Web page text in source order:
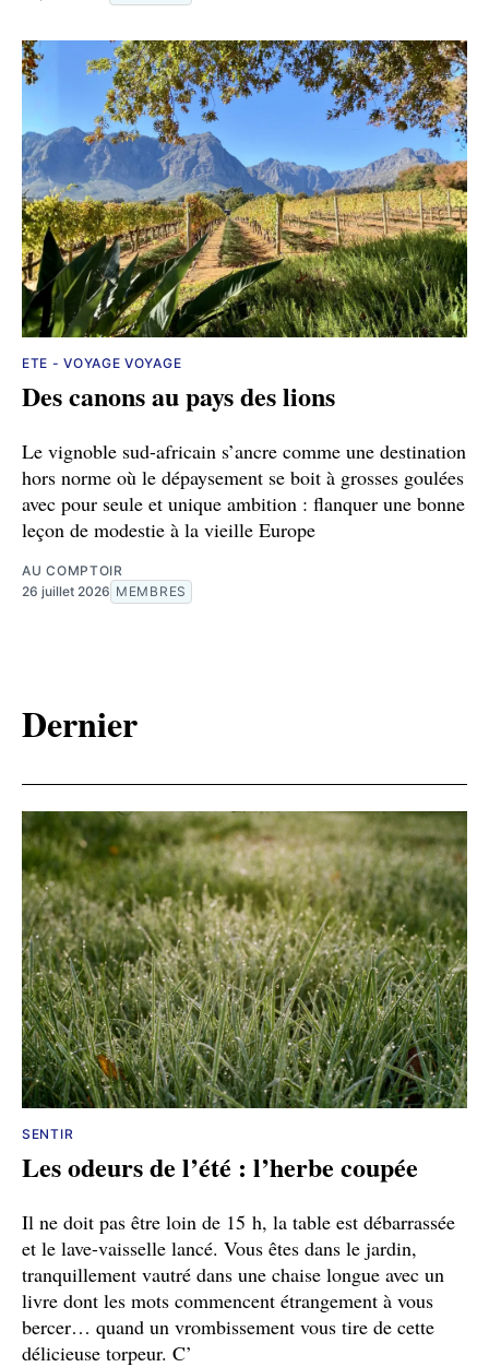
ETE - VOYAGE VOYAGE
Des canons au pays des lions
Le vignoble sud-africain s’ancre comme une destination
hors norme où le dépaysement se boit à grosses goulées
avec pour seule et unique ambition : flanquer une bonne
leçon de modestie à la vieille Europe
AU COMPTOIR
26 juillet 2026 MEMBRES
Dernier
SENTIR
Les odeurs de l’été : l’herbe coupée
Il ne doit pas être loin de 15 h, la table est débarrassée
et le lave-vaisselle lancé. Vous êtes dans le jardin,
tranquillement vautré dans une chaise longue avec un
livre dont les mots commencent étrangement à vous
bercer… quand un vrombissement vous tire de cette
délicieuse torpeur. C’